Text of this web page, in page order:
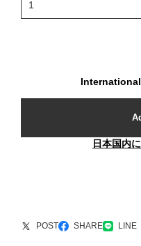
日本国内
POST SHARE LINE